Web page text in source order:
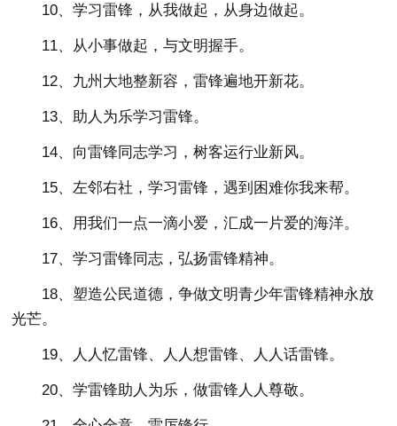
10、学习雷锋，从我做起，从身边做起。
11、从小事做起，与文明握手。
12、九州大地整新容，雷锋遍地开新花。
13、助人为乐学习雷锋。
14、向雷锋同志学习，树客运行业新风。
15、左邻右社，学习雷锋，遇到困难你我来帮。
16、用我们一点一滴小爱，汇成一片爱的海洋。
17、学习雷锋同志，弘扬雷锋精神。
18、塑造公民道德，争做文明青少年雷锋精神永放
光芒。
19、人人忆雷锋、人人想雷锋、人人话雷锋。
20、学雷锋助人为乐，做雷锋人人尊敬。